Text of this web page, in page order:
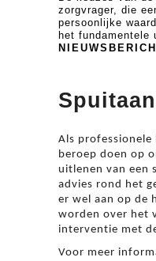
zorgvrager, die
persoonlijke
het fundamentele
Als
beroep doen op
uitlenen van een
advies rond het
er wel aan op de
worden over het
interventie met
Voor meer